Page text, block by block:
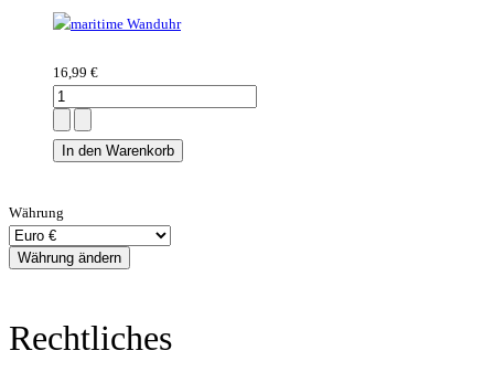
16,99 €
Währung
Rechtliches